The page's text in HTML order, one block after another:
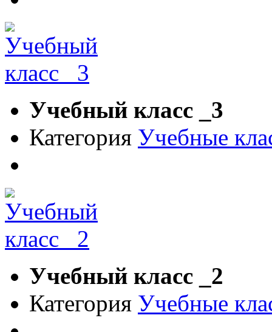
Учебный класс _3
Категория Учебные
Учебный класс _2
Категория Учебные